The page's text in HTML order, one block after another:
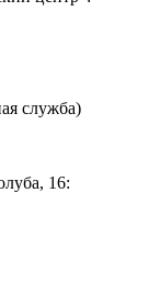
служба)
16: